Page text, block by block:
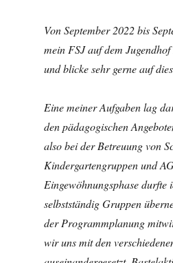
Von September 2022 bis
mein FSJ auf dem
und blicke sehr gerne auf
Eine meiner Aufgaben lag
den pädagogischen
also bei der Betreuung von
Kindergartengruppen und
Eingewöhnungsphase durfte
selbstständig Gruppen
der Programmplanung
wir uns mit den